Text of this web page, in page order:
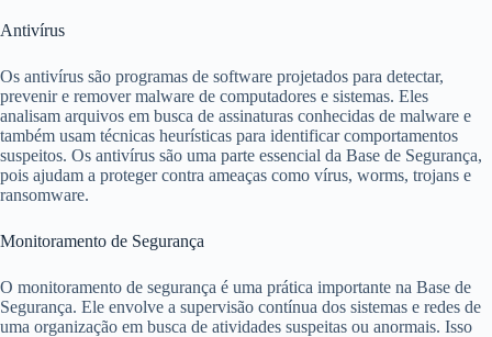
Antivírus
Os antivírus são programas de software projetados para detectar,
prevenir e remover malware de computadores e sistemas. Eles
analisam arquivos em busca de assinaturas conhecidas de malware e
também usam técnicas heurísticas para identificar comportamentos
suspeitos. Os antivírus são uma parte essencial da Base de Segurança,
pois ajudam a proteger contra ameaças como vírus, worms, trojans e
ransomware.
Monitoramento de Segurança
O monitoramento de segurança é uma prática importante na Base de
Segurança. Ele envolve a supervisão contínua dos sistemas e redes de
uma organização em busca de atividades suspeitas ou anormais. Isso